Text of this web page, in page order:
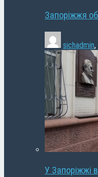
Запоріжжя
sichadmin,
У Запоріжжі